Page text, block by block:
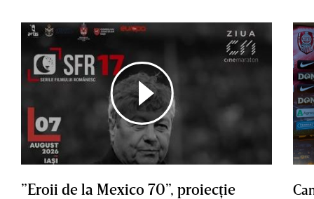
”Eroii de la Mexico 70”, proiecţie